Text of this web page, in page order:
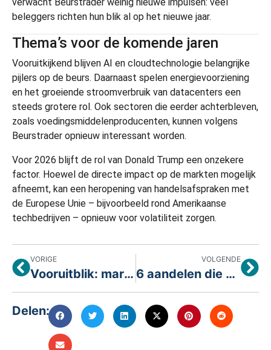
beleggers richten hun blik al op het nieuwe jaar.
Thema’s voor de komende jaren
Vooruitkijkend blijven AI en cloudtechnologie belangrijke
pijlers op de beurs. Daarnaast spelen energievoorziening
en het groeiende stroomverbruik van datacenters een
steeds grotere rol. Ook sectoren die eerder achterbleven,
zoals voedingsmiddelenproducenten, kunnen volgens
Beurstrader opnieuw interessant worden.
Voor 2026 blijft de rol van Donald Trump een onzekere
factor. Hoewel de directe impact op de markten mogelijk
afneemt, kan een heropening van handelsafspraken met
de Europese Unie – bijvoorbeeld rond Amerikaanse
techbedrijven – opnieuw voor volatiliteit zorgen.
VORIGE
Vooruitblik: markten in afwachting van centrale banken
VOLGENDE
6 aandelen die kunnen uitblinken in 2026
Delen: